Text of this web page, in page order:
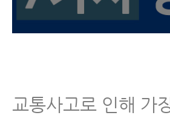
교통사고로 인해 가